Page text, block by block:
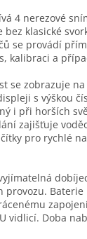
4 nerezové
bez klasické
se provádí
kalibraci a
se zobrazuje na
s výškou
i při horších
zajišťuje
pro rychlé
provozu.
vidlicí. Doba